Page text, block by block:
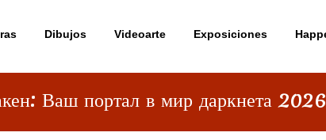
Dibujos Videoarte Exposiciones
Ваш портал в мир даркнета 2026